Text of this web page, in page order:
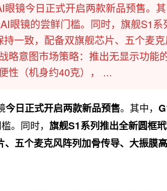
镜今日正式开启两款新品预售。
眼镜的尝鲜门槛。同时，旗舰S1
一致，配备双旗舰芯片、五个麦
略意图市场策略：推出无显示功能
性（机身约40克）， ...
今日正式开启两款新品预售。其中，
。同时， 旗舰S1系列推出全新圆框
、五个麦克风阵列加骨传导、大振膜